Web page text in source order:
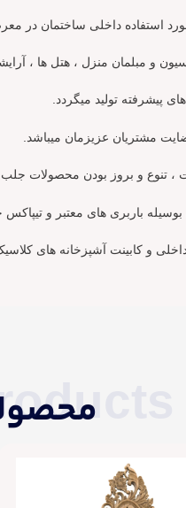
استفاده داخلی ساختمان در
و مبلمان منزل ، هتل ها ،
پیشرفته تولید میگردد.
مشتریان عزیزمان میباشد.
، تنوع و بروز بودن محصولات جلب
بوسیله باربری های معتبر و
و کابینت آشپزخانه های